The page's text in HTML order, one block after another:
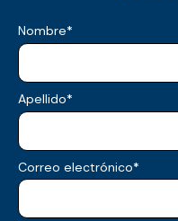
Nombre*
Apellido*
Correo electrónico*